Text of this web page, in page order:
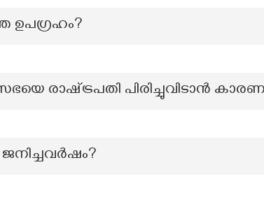
ഉപഗ്രഹം?
രാഷ്‌ട്രപതി പിരിച്ചുവിടാൻ